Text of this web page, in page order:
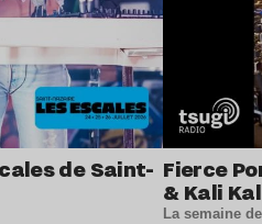
de Saint- Fierce
& Kali
La semaine